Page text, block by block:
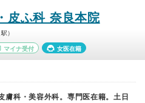
皮ふ科 奈良本院
）
マイナ受付 女医在籍
膚科・美容外科。専門医在籍。土日